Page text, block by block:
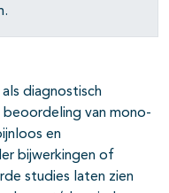
diagnostisch
van mono-
en
bijwerkingen of
studies laten zien